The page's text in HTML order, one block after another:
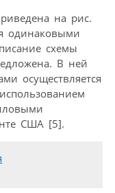
на рис.
одинаковыми
схемы
В ней
осуществляется
США [5].